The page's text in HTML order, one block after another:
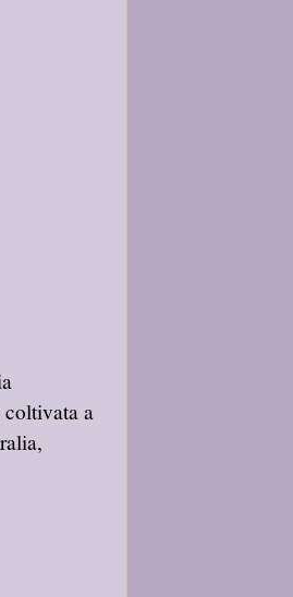
coltivata a